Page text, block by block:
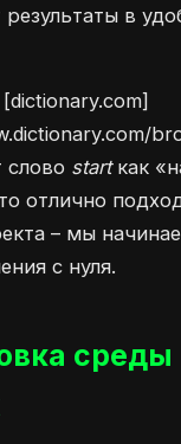
результаты в
[dictionary.com]
слово startкак
отлично
– мы
с нуля.
среды